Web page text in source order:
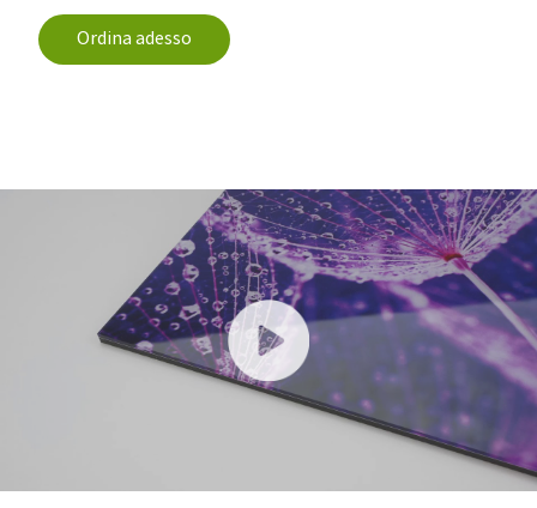
Ordina adesso